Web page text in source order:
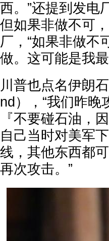
西。”还提到发电
但如果非做不可
厂，“如果非做不
做。这可能是我
川普也点名伊朗
nd），“我们昨晚
『不要碰石油，
自己当时对美军
线，其他东西都
再次攻击。”